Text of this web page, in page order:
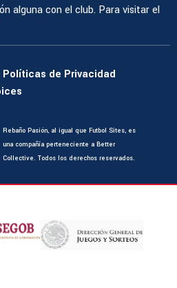
alguna con el club. Para visitar el
Políticas de Privacidad
Rebaño Pasión, al igual que Futbol Sites, es
una compañía perteneciente a Better
Collective. Todos los derechos reservados.